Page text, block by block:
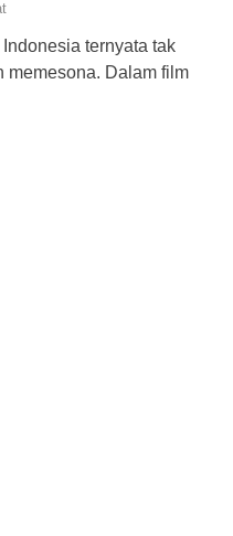
ternyata tak
memesona. Dalam film